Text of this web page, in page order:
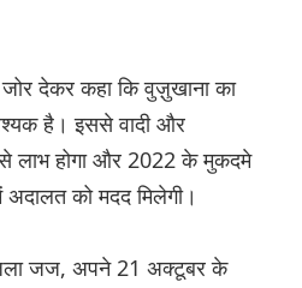
जोर देकर कहा कि वुज़ुखाना का
है। इससे वादी और
से लाभ होगा और 2022 के मुकदमे
को मदद मिलेगी।
जज, अपने 21 अक्टूबर के